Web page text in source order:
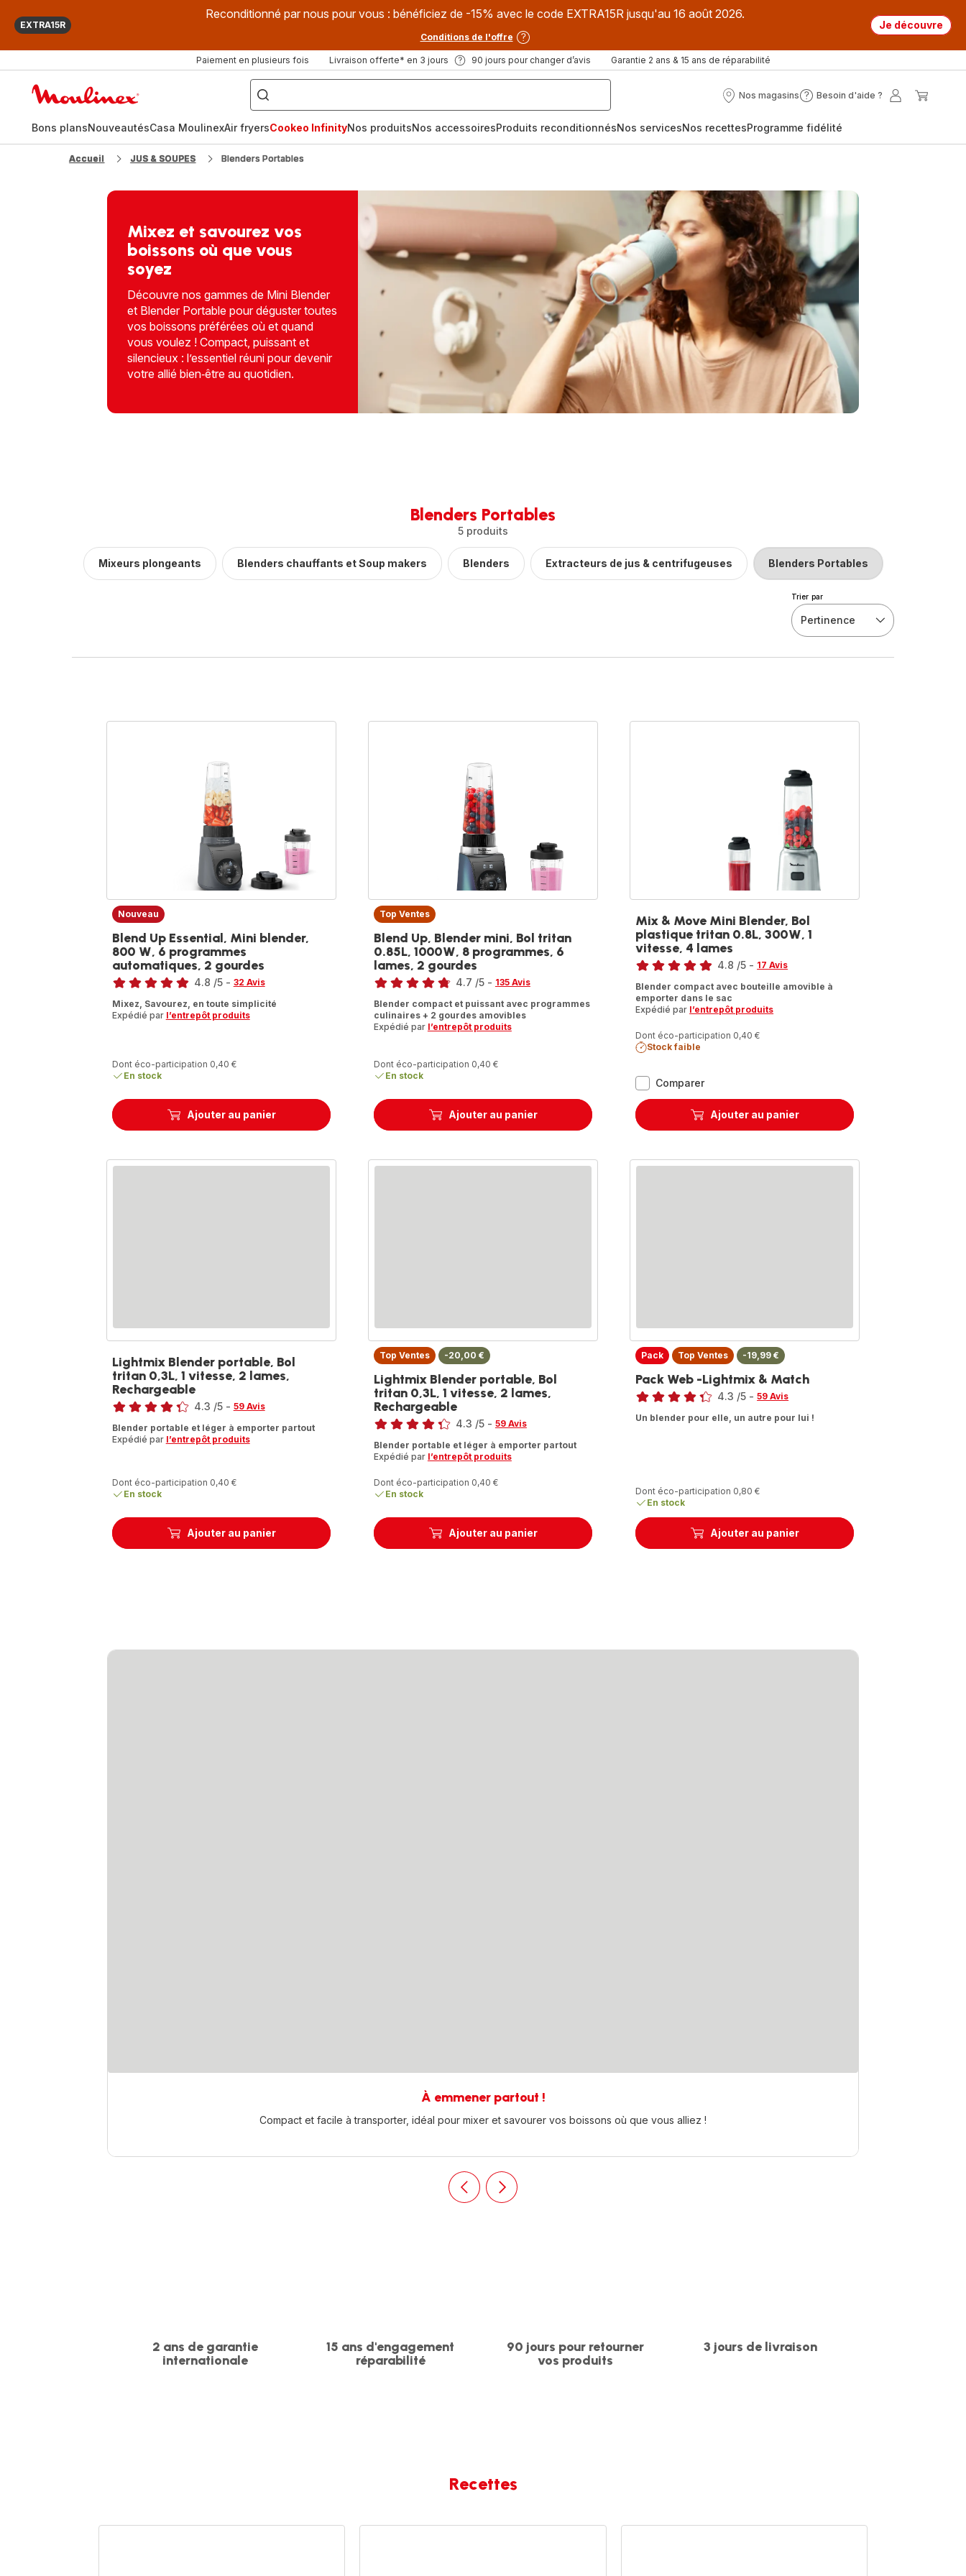
EXTRA15R
Reconditionné par nous pour vous : bénéficiez de -15% avec le code EXTRA15R jusqu'au 16 août 2026.
Conditions de l'offre
Je découvre
Paiement en plusieurs fois Livraison offerte* en 3 jours 90 jours pour changer d’avis Garantie 2 ans & 15 ans de réparabilité
["Que
recherchez-
vous
?",
fryer",
"Companion"]
Nos magasins
Nos
Besoin d'aide ?
Besoin
?
Mon
Bons plansNouveautésCasa MoulinexAir fryersCookeo InfinityNos produitsNos accessoiresProduits reconditionnésNos servicesNos recettesProgramme fidélité
Accueil JUS & SOUPES Blenders Portables
Mixez et savourez vos
boissons où que vous
soyez
Découvre nos gammes de Mini Blender
et Blender Portable pour déguster toutes
vos boissons préférées où et quand
vous voulez ! Compact, puissant et
silencieux : l’essentiel réuni pour devenir
votre allié bien‑être au quotidien.
Blenders Portables
5 produits
Mixeurs plongeants Blenders chauffants et Soup makers Blenders Extracteurs de jus & centrifugeuses Blenders Portables
Trier par
Pertinence
Ajouter au panier
Nouveau
Blend Up Essential, Mini blender,
800 W, 6 programmes
automatiques, 2 gourdes
Note
4.8 /5 - 32 Avis
Mixez, Savourez, en toute simplicité
Expédié par l’entrepôt produits
Dont éco-participation 0,40 €
En stock
Ajouter au panier
Top Ventes
Blend Up, Blender mini, Bol tritan
0.85L, 1000W, 8 programmes, 6
lames, 2 gourdes
Note
4.7 /5 - 135 Avis
Blender compact et puissant avec programmes
culinaires + 2 gourdes amovibles
Expédié par l’entrepôt produits
Dont éco-participation 0,40 €
En stock
ComparerMix
&
Move
plastique
Ajouter au panier
Mix & Move Mini Blender, Bol
plastique tritan 0.8L, 300W, 1
vitesse, 4 lames
Note
4.8 /5 - 17 Avis
Blender compact avec bouteille amovible à
emporter dans le sac
Expédié par l’entrepôt produits
Dont éco-participation 0,40 €
Stock faible
Ajouter au panier
Lightmix Blender portable, Bol
tritan 0,3L, 1 vitesse, 2 lames,
Rechargeable
Note
4.3 /5 - 59 Avis
Blender portable et léger à emporter partout
Expédié par l’entrepôt produits
Dont éco-participation 0,40 €
En stock
Ajouter au panier
Top Ventes -20,00 €
Lightmix Blender portable, Bol
tritan 0,3L, 1 vitesse, 2 lames,
Rechargeable
Note
4.3 /5 - 59 Avis
Blender portable et léger à emporter partout
Expédié par l’entrepôt produits
Dont éco-participation 0,40 €
En stock
Ajouter au panier
Pack Top Ventes -19,99 €
Pack Web -Lightmix & Match
Note
4.3 /5 - 59 Avis
Un blender pour elle, un autre pour lui !
Dont éco-participation 0,80 €
En stock
À emmener partout !
Compact et facile à transporter, idéal pour mixer et savourer vos boissons où que vous alliez !
Précédent
Push
Suivant
Push
2 ans de garantie
internationale
15 ans d'engagement
réparabilité
90 jours pour retourner
vos produits
3 jours de livraison
Recettes